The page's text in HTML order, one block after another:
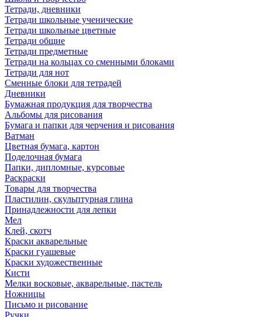
Тетради, дневники
Тетради школьные ученические
Тетради школьные цветные
Тетради общие
Тетради предметные
Тетради на кольцах со сменными блоками
Тетради для нот
Сменные блоки для тетрадей
Дневники
Бумажная продукция для творчества
Альбомы для рисования
Бумага и папки для черчения и рисования
Ватман
Цветная бумага, картон
Поделочная бумага
Папки, дипломные, курсовые
Раскраски
Товары для творчества
Пластилин, скульптурная глина
Принадлежности для лепки
Мел
Клей, скотч
Краски акварельные
Краски гуашевые
Краски художественные
Кисти
Мелки восковые, акварельные, пастель
Ножницы
Письмо и рисование
Ручки